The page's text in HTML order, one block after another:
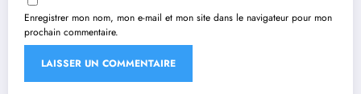
Enregistrer mon nom, mon e-mail et mon site dans le navigateur pour mon
prochain commentaire.